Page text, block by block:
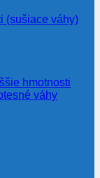
(sušiace váhy)
hmotnosti
váhy